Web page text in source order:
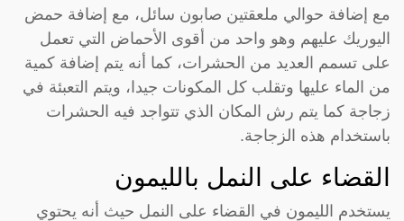
مع إضافة حوالي ملعقتين صابون سائل، مع إضافة حمض
اليوريك عليهم وهو واحد من أقوى الأحماض التي تعمل
على تسمم العديد من الحشرات، كما أنه يتم إضافة كمية
من الماء عليها وتقلب كل المكونات جيدا، ويتم التعبئة في
زجاجة كما يتم رش المكان الذي تتواجد فيه الحشرات
باستخدام هذه الزجاجة.
القضاء على النمل بالليمون
يستخدم الليمون في القضاء على النمل حيث أنه يحتوي